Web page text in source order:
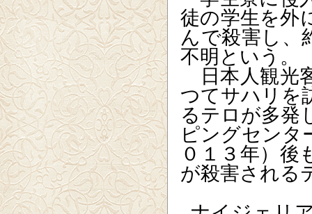
徒の学生を外
んで殺害し、
不明という。
日本人観光
つてサハリを
るテロが多発
ピングセンタ
０１３年）後
が殺害される